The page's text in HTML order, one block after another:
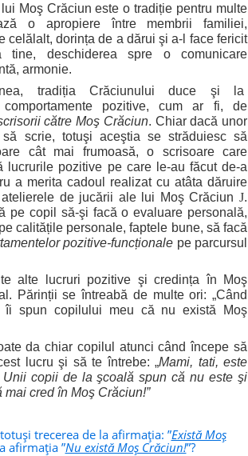
Moş Crăciun este o tradiție pentru multe
o apropiere între membrii familiei,
celălalt, dorința de a dărui şi a-l face fericit
deschiderea spre o comunicare
armonie.
tradiția Crăciunului duce şi la
comportamente pozitive, cum ar fi, de
către Moş Crăciun. Chiar dacă unor
scrie, totuşi aceştia se străduiesc să
cât mai frumoasă, o scrisoare care
lucrurile pozitive pe care le-au făcut de-a
a merita cadoul realizat cu atâta dăruire
de jucării ale lui Moş Crăciun J.
pe copil să-şi facă o evaluare personală,
calitățile personale, faptele bune, să facă
pozitive-funcționale pe parcursul
alte lucruri pozitive şi credința în Moş
Părinții se întreabă de multe ori: „Când
îi spun copilului meu că nu există Moş
da chiar copilul atunci când începe să
lucru şi să te întrebe: „Mami, tati, este
copii de la şcoală spun că nu este şi
cred în Moş Crăciun!”
trecerea de la afirmaţia: ”Există Moş
afirmaţia ”Nu există Moş Crăciun!”?